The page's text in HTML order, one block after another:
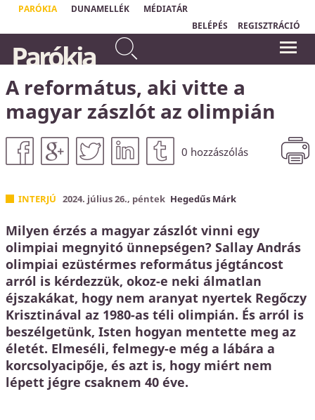
PARÓKIA DUNAMELLÉK
MÉDIATÁR
BELÉPÉS
REGISZTRÁCIÓ
gonoszságaikkal szemben, és
bűneikről nem emlékezem meg
Zsidók 8,12
most már megbeszélhetjük, hogy mik a
bűneim."
Horváth Levente
Parókia
A református, aki vitte a
magyar zászlót az olimpián
0 hozzászólás
INTERJÚ 2024. július 26., péntek Hegedűs Márk
Milyen érzés a magyar zászlót vinni egy
olimpiai megnyitó ünnepségen? Sallay András
olimpiai ezüstérmes református jégtáncost
arról is kérdezzük, okoz-e neki álmatlan
éjszakákat, hogy nem aranyat nyertek Regőczy
Krisztinával az 1980-as téli olimpián. És arról is
beszélgetünk, Isten hogyan mentette meg az
életét. Elmeséli, felmegy-e még a lábára a
korcsolyacipője, és azt is, hogy miért nem
lépett jégre csaknem 40 éve.